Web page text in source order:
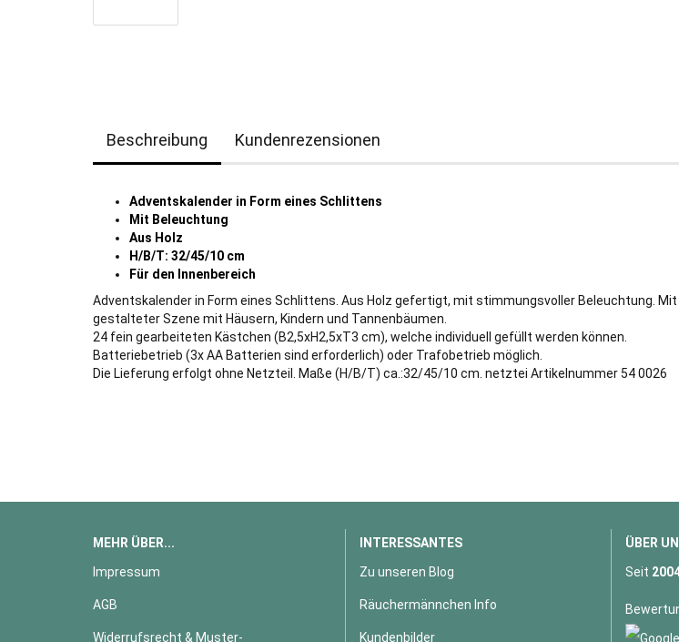
Beschreibung Kundenrezensionen
Adventskalender in Form eines Schlittens
Mit Beleuchtung
Aus Holz
H/B/T: 32/45/10 cm
Für den Innenbereich
Adventskalender in Form eines Schlittens. Aus Holz gefertigt, mit stimmungsvoller Beleuchtung.
gestalteter Szene mit Häusern, Kindern und Tannenbäumen.
24 fein gearbeiteten Kästchen (B2,5xH2,5xT3 cm), welche individuell gefüllt werden können.
Batteriebetrieb (3x AA Batterien sind erforderlich) oder Trafobetrieb möglich.
Die Lieferung erfolgt ohne Netzteil. Maße (H/B/T) ca.:32/45/10 cm. netztei Artikelnummer 54 0026
MEHR ÜBER...
Impressum
AGB
Widerrufsrecht & Muster-
INTERESSANTES
Zu unseren Blog
Räuchermännchen Info
Kundenbilder
ÜBER
Seit